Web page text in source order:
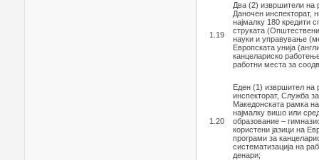
1.19
Два (2) извршители на
Даночен инспекторат,
најмалку 180 кредити
струката
науки и управување
Европската унија
канцелариско
работни места за
1.20
Еден (1) извршител на
инспекторат, Служба
Македонската рамка
најмалку вишо или
образование –
користени јазици на
програми за
систематизација на
денари;